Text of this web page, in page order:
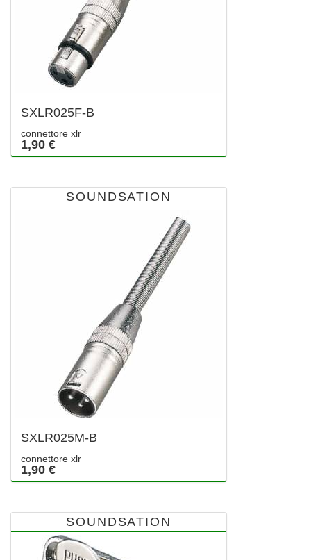
SXLR025F-B
connettore xlr
1,90 €
SOUNDSATION
SXLR025M-B
connettore xlr
1,90 €
SOUNDSATION